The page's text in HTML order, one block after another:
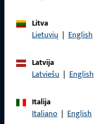
Litva
Lietuvių | English
Latvija
Latviešu | English
Italija
Italiano | English